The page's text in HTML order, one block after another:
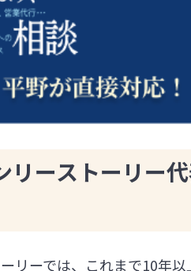
リーストーリー
リーでは、これまで10年以